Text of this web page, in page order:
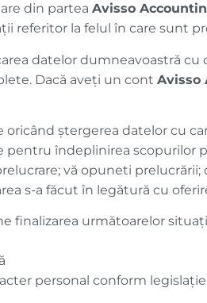
din partea Avisso
referitor la felul în care sunt
datelor dumneavoastră cu
Dacă aveți un cont Avisso
ștergerea datelor cu
pentru îndeplinirea scopurilor
vă opuneti prelucrării;
s-a făcut în legătură cu
finalizarea următoarelor
personal conform